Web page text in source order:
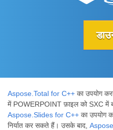
Aspose.Total for C++ का उपयोग
में POWERPOINT फ़ाइल को SXC
Aspose.Slides for C++ का उपयोग
निर्यात कर सकते हैं। उसके बाद,